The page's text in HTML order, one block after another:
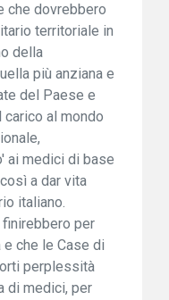
che dovrebbero
territoriale in
della
più anziana e
del Paese e
al mondo
ai medici di base
a dar vita
italiano.
per
che le Case di
perplessità
di medici, per